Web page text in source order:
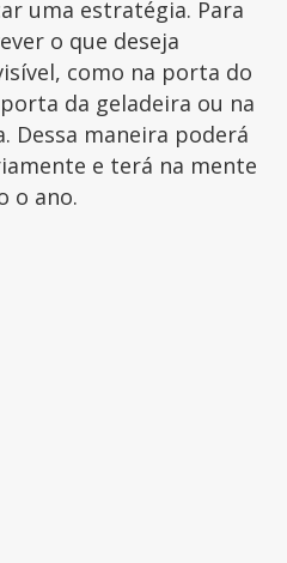
uma estratégia. Para
o que deseja
como na porta do
da geladeira ou na
Dessa maneira poderá
e terá na mente
o ano.